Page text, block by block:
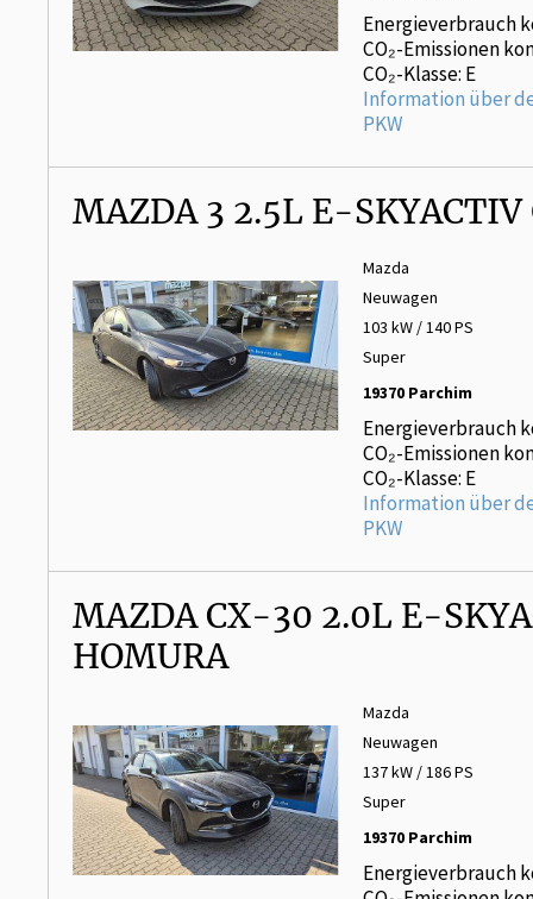
Energieverbrauch
CO₂-Emissionen
CO₂-Klasse: E
Information über
PKW
MAZDA 3 2.5L E-SKYACTIV
Mazda
Neuwagen
103 kW / 140 PS
Super
19370 Parchim
Energieverbrauch
CO₂-Emissionen
CO₂-Klasse: E
Information über
PKW
MAZDA CX-30 2.0L E-
HOMURA
Mazda
Neuwagen
137 kW / 186 PS
Super
19370 Parchim
Energieverbrauch